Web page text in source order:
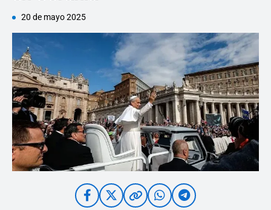
20 de mayo 2025